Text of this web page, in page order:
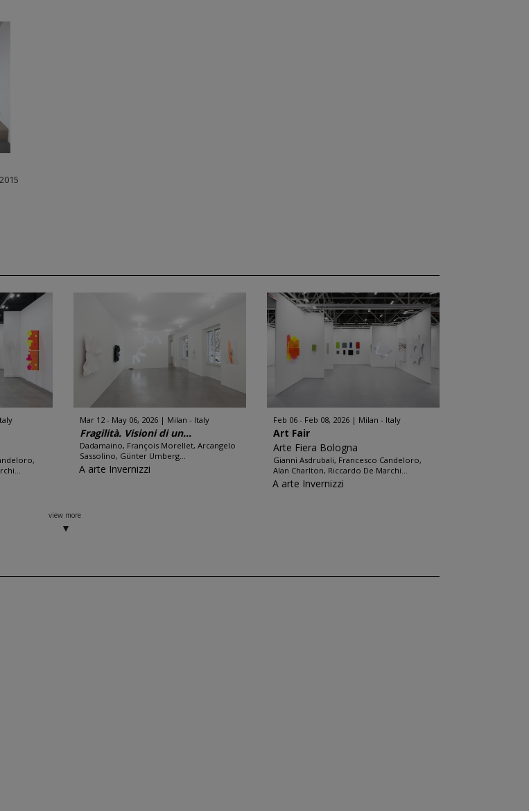
Mar 12 - May 06, 2026 Milan - Italy
Fragilità. Visioni di un...
Dadamaino, François Morellet, Arcangelo
Sassolino, Günter Umberg...
A arte Invernizzi
Feb 06 - Feb 08, 2026 Milan - Italy
Art Fair
Arte Fiera Bologna
Gianni Asdrubali, Francesco Candeloro,
Alan Charlton, Riccardo De Marchi...
A arte Invernizzi
view more